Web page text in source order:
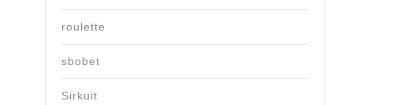
roulette
sbobet
Sirkuit